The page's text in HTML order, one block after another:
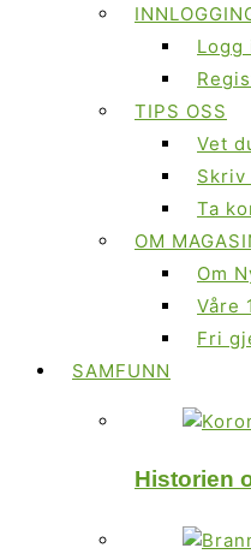
Logg
TIPS OSS
Vet
Ta
OM
Om
Våre
Fri
SAMFUNN
Historien